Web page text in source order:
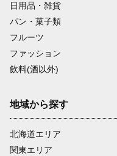
日用品・雑貨
パン・菓子類
フルーツ
ファッション
飲料(酒以外)
地域から探す
北海道エリア
関東エリア